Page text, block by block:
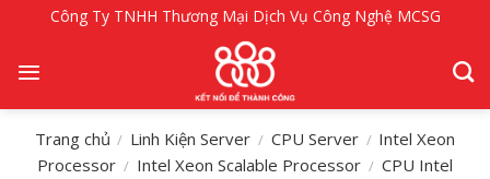
nội
Công Ty TNHH Thương Mại Dịch Vụ Công Nghệ MCSG
Trang chủ / Linh Kiện Server / CPU Server / Intel Xeon
Processor / Intel Xeon Scalable Processor / CPU Intel